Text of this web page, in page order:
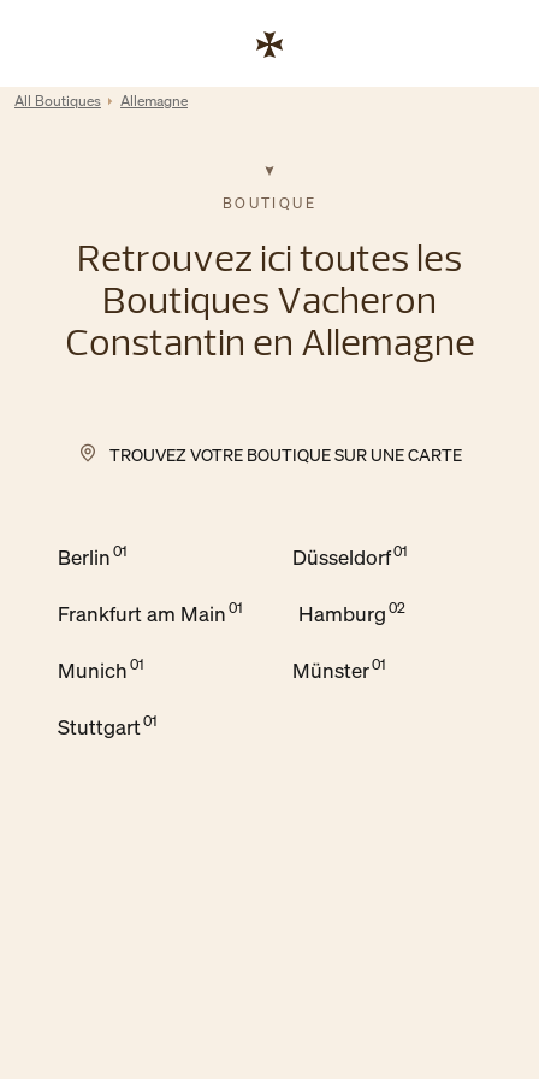
Lien vers le site de l'entreprise
Return to Nav
All Boutiques Allemagne
BOUTIQUE
Retrouvez ici toutes les
Boutiques Vacheron
Constantin en Allemagne
TROUVEZ VOTRE BOUTIQUE SUR UNE CARTE
Berlin Düsseldorf
Frankfurt am Main Hamburg
Munich Münster
Stuttgart